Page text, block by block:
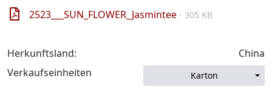
2523___SUN_FLOWER_Jasmintee - 305 KB
Herkunftsland:
China
Verkaufseinheiten
Karton